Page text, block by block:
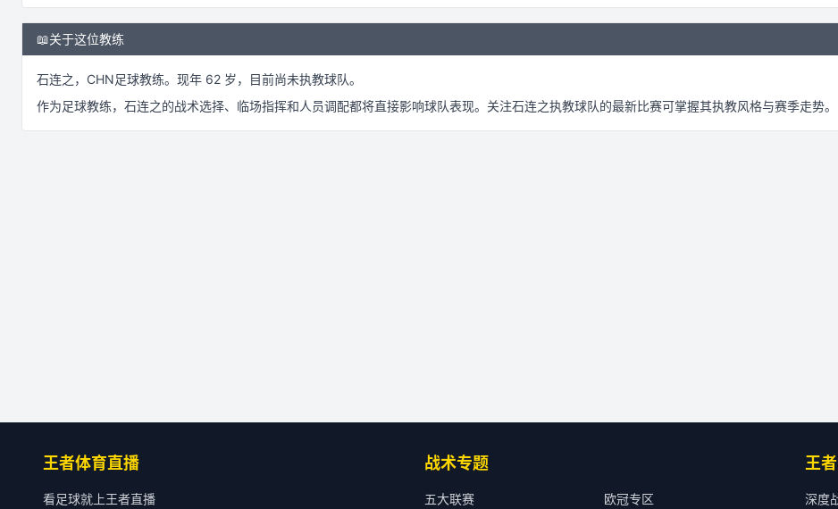
📖关于这位教练
石连之 ， CHN足球教练。 现年 62 岁，
目前尚未执教球队。
作为足球教练， 石连之的战术选择、临场指挥和人员调配都将直接影响球队表现。关注石连之执教球队的最新比赛可掌握其执教风格与赛季走势。
王者体育直播
看足球就上王者直播
战术专题
五大联赛 欧冠专区
王
深度